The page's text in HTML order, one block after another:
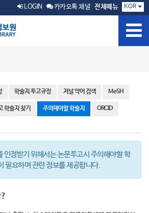
LOGIN 카카오톡 채널 전체메뉴 KOR
학술지 투고규정 저널 약어 검색 MeSH
학술지 찾기 주의해야할 학술지 ORCID
인정받기 위해서는 논문투고시 주의해야할 학
필요하며 관련 정보를 제공합니다.
?